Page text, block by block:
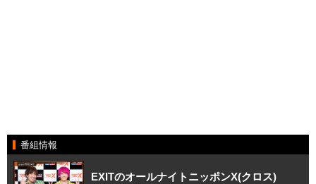
番組情報
EXITのオールナイトニッポンX(クロス)